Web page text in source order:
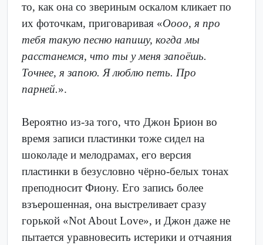
то, как она со звериным оскалом кликает по
их фоточкам, приговаривая «Оооо, я про
тебя такую песню напишу, когда мы
расстанемся, что ты у меня запоёшь.
Точнее, я запою. Я люблю петь. Про
парней.».
Вероятно из-за того, что Джон Брион во
время записи пластинки тоже сидел на
шоколаде и мелодрамах, его версия
пластинки в безусловно чёрно-белых тонах
преподносит Фиону. Его запись более
взъерошенная, она выстреливает сразу
горькой «Not About Love», и Джон даже не
пытается уравновесить истерики и отчаяния